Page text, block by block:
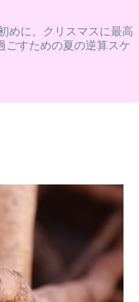
めに。クリスマスに最高
ごすための夏の逆算スケ